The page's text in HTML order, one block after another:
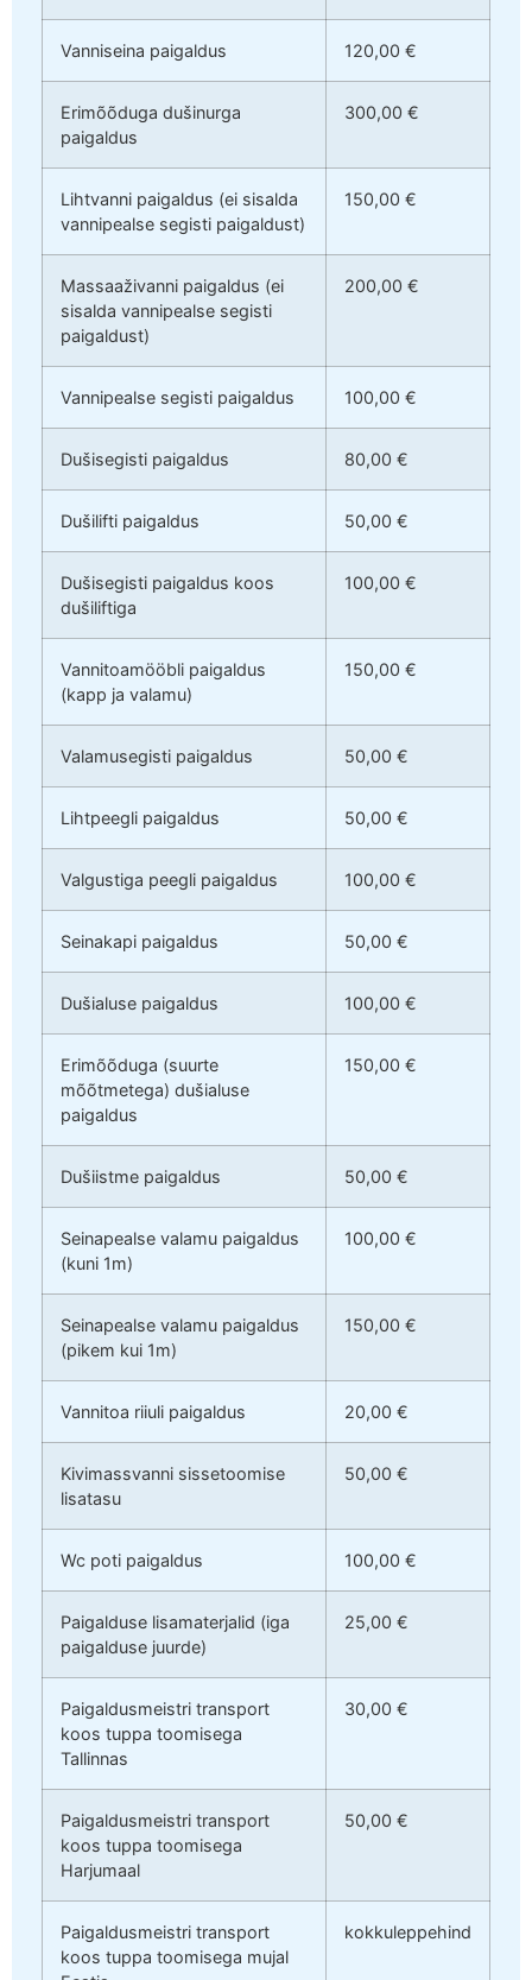
Vanniseina paigaldus 120,00 €
Erimõõduga dušinurga
paigaldus
300,00 €
Lihtvanni paigaldus (ei sisalda
vannipealse segisti paigaldust)
150,00 €
Massaaživanni paigaldus (ei
sisalda vannipealse segisti
paigaldust)
200,00 €
Vannipealse segisti paigaldus 100,00 €
Dušisegisti paigaldus 80,00 €
Dušilifti paigaldus 50,00 €
Dušisegisti paigaldus koos
dušiliftiga
100,00 €
Vannitoamööbli paigaldus
(kapp ja valamu)
150,00 €
Valamusegisti paigaldus 50,00 €
Lihtpeegli paigaldus 50,00 €
Valgustiga peegli paigaldus 100,00 €
Seinakapi paigaldus 50,00 €
Dušialuse paigaldus 100,00 €
Erimõõduga (suurte
mõõtmetega) dušialuse
paigaldus
150,00 €
Dušiistme paigaldus 50,00 €
Seinapealse valamu paigaldus
(kuni 1m)
100,00 €
Seinapealse valamu paigaldus
(pikem kui 1m)
150,00 €
Vannitoa riiuli paigaldus 20,00 €
Kivimassvanni sissetoomise
lisatasu
50,00 €
Wc poti paigaldus 100,00 €
Paigalduse lisamaterjalid (iga
paigalduse juurde)
25,00 €
Paigaldusmeistri transport
koos tuppa toomisega
Tallinnas
30,00 €
Paigaldusmeistri transport
koos tuppa toomisega
Harjumaal
50,00 €
Paigaldusmeistri transport
koos tuppa toomisega mujal
kokkuleppehind